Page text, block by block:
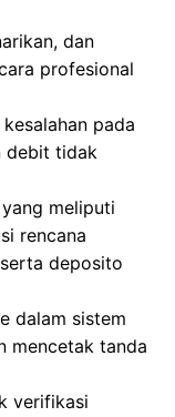
dan
profesional
pada
debit tidak
meliputi
rencana
deposito
dalam sistem
mencetak tanda
verifikasi